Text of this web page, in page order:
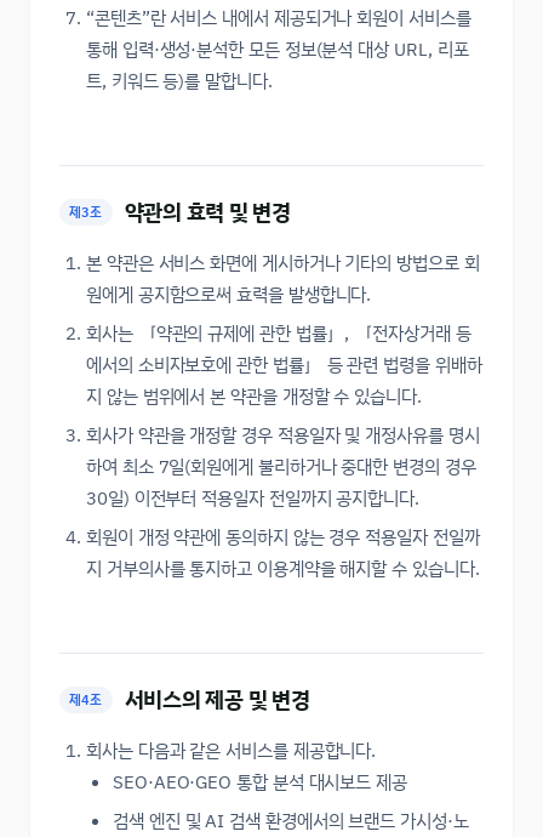
“콘텐츠”란 서비스 내에서 제공되거나 회원이 서비스를
통해 입력·생성·분석한 모든 정보(분석 대상 URL, 리포
트, 키워드 등)를 말합니다.
제3조 약관의 효력 및 변경
본 약관은 서비스 화면에 게시하거나 기타의 방법으로 회
원에게 공지함으로써 효력을 발생합니다.
회사는 「약관의 규제에 관한 법률」, 「전자상거래 등
에서의 소비자보호에 관한 법률」 등 관련 법령을 위배하
지 않는 범위에서 본 약관을 개정할 수 있습니다.
회사가 약관을 개정할 경우 적용일자 및 개정사유를 명시
하여 최소 7일(회원에게 불리하거나 중대한 변경의 경우
30일) 이전부터 적용일자 전일까지 공지합니다.
회원이 개정 약관에 동의하지 않는 경우 적용일자 전일까
지 거부의사를 통지하고 이용계약을 해지할 수 있습니다.
제4조 서비스의 제공 및 변경
회사는 다음과 같은 서비스를 제공합니다.
SEO·AEO·GEO 통합 분석 대시보드 제공
검색 엔진 및 AI 검색 환경에서의 브랜드 가시성·노